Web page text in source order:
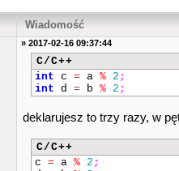
Wiadomość
» 2017-02-16 09:37:44
C/C++
int c = a % 2 ;
int d = b % 2 ;
deklarujesz to trzy razy, w
C/C++
c = a % 2 ;